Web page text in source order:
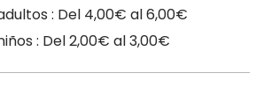
: Del 4,00€ al 6,00€
: Del 2,00€ al 3,00€